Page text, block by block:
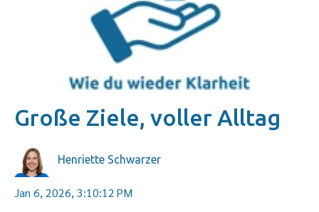
Große Ziele, voller Alltag
Henriette Schwarzer
Jan 6, 2026, 3:10:12 PM